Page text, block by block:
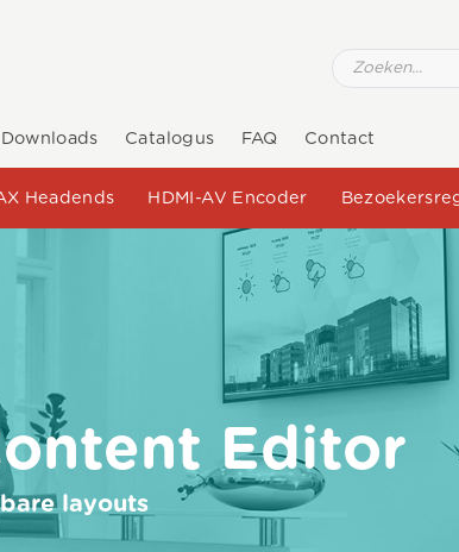
Downloads Catalogus FAQ Contact
Headends HDMI-AV Encoder
Editor
layouts